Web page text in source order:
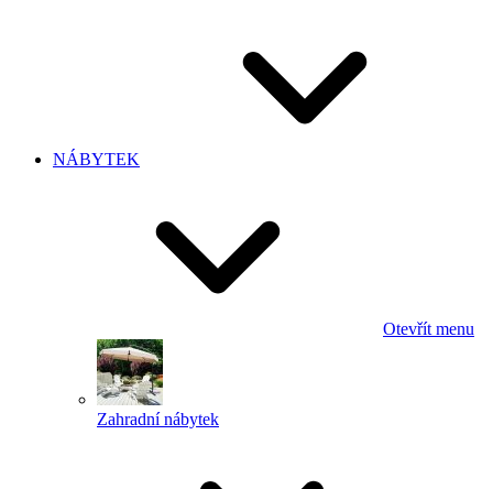
NÁBYTEK
Otevřít menu
Zahradní nábytek